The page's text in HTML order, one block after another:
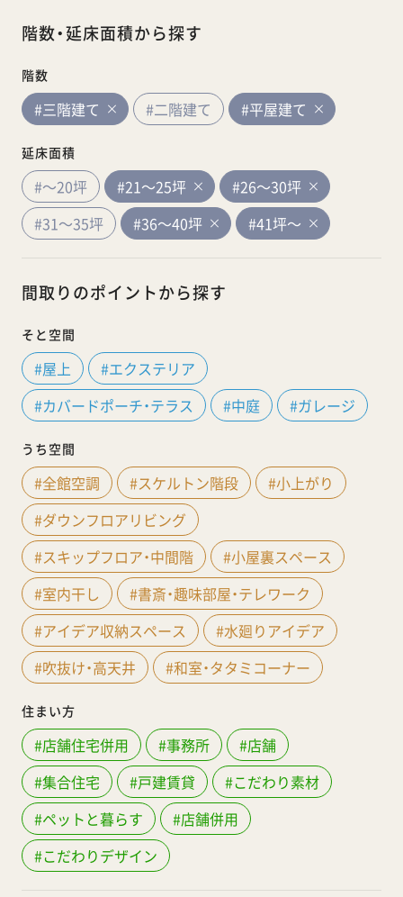
階数・延床面積から探す
階数
#三階建て #二階建て #平屋建て
延床面積
#～20坪 #21～25坪
#26～30坪
#31～35坪
#36～40坪 #41坪～
間取りのポイントから探す
そと空間
#屋上
#エクステリア
#カバードポーチ・テラス
#中庭 #ガレージ
うち空間
#全館空調 #スケルトン階段
#小上がり
#ダウンフロアリビング
#スキップフロア・中間階
#小屋裏スペース
#室内干し
#書斎・趣味部屋・テレワーク
#アイデア収納スペース
#水廻りアイデア
#吹抜け・高天井
#和室・タタミコーナー
住まい方
#店舗住宅併用 #事務所
#店舗
#集合住宅
#戸建賃貸
#こだわり素材
#ペットと暮らす
#店舗併用
#こだわりデザイン